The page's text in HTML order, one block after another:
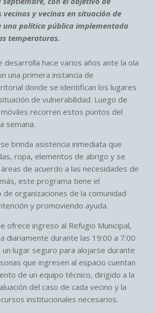
y vecinas en situación de
una política pública implementada
temperaturas.
hace varios años ante la ola
una primera instancia de
donde se identifican los lugares
de vulnerabilidad. Luego de
recorren estos puntos del
semana.
brinda asistencia inmediata que
ropa, elementos de abrigo y se
de acuerdo a las necesidades de
este programa tiene el
de organizaciones de la comunidad
y promoviendo ayuda.
ofrece ingreso al Refugio Municipal,
diariamente durante las 19:00 a 7:00
lugar seguro para alojarse durante
que ingresen al espacio cuentan
de un equipo técnico, dirigido a la
del caso de cada vecino y la
institucionales necesarios.